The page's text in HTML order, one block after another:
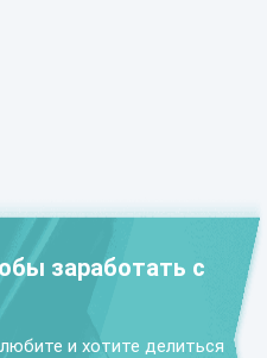
заработать с
и хотите делиться